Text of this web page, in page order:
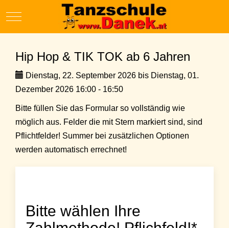
Mobile Menu Toggle
Hip Hop & TIK TOK ab 6 Jahren
Dienstag, 22. September 2026 bis Dienstag, 01.
Dezember 2026 16:00 - 16:50
Bitte füllen Sie das Formular so vollständig wie
möglich aus. Felder die mit Stern markiert sind, sind
Pflichtfelder! Summer bei zusätzlichen Optionen
werden automatisch errechnet!
Bitte wählen Ihre